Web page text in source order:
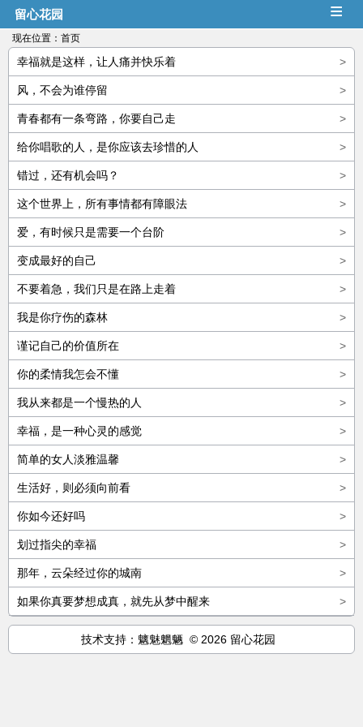
留心花园 ≡
现在位置： 首页
>
幸福就是这样，让人痛并快乐着
>
风，不会为谁停留
>
青春都有一条弯路，你要自己走
>
给你唱歌的人，是你应该去珍惜的人
>
错过，还有机会吗？
>
这个世界上，所有事情都有障眼法
>
爱，有时候只是需要一个台阶
>
变成最好的自己
>
不要着急，我们只是在路上走着
>
我是你疗伤的森林
>
谨记自己的价值所在
>
你的柔情我怎会不懂
>
我从来都是一个慢热的人
>
幸福，是一种心灵的感觉
>
简单的女人淡雅温馨
>
生活好，则必须向前看
>
你如今还好吗
>
划过指尖的幸福
>
那年，云朵经过你的城南
>
如果你真要梦想成真，就先从梦中醒来
技术支持：魑魅魍魉 © 2026 留心花园